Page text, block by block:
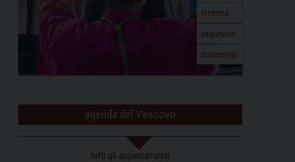
stemma
segreteria
documenti
agenda del Vescovo
tutti gli appuntamenti